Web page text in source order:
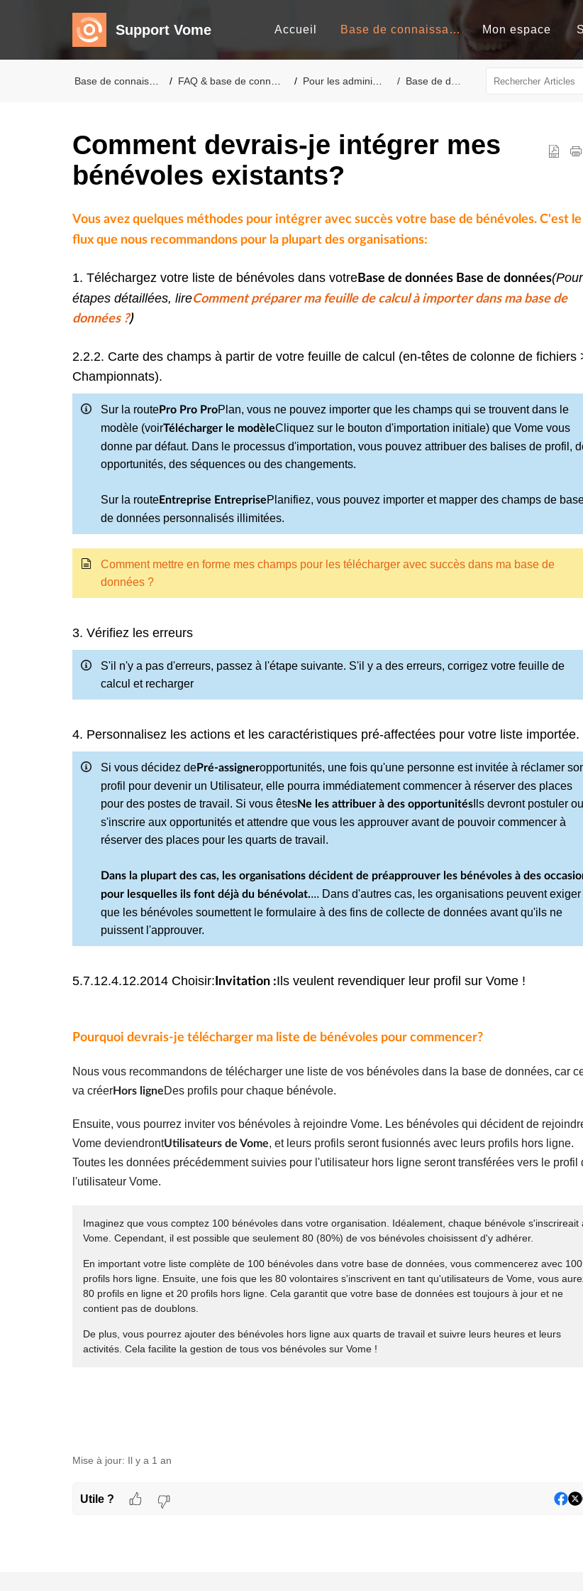
Support Vome Accueil Base de connaissances Mon espace
FAQ & base de connaissances Pour les administrateurs Base de données
Comment devrais-je intégrer mes
bénévoles existants?
Vous avez quelques méthodes pour intégrer avec succès votre base de bénévoles. C'est le
flux que nous recommandons pour la plupart des organisations:
1. Téléchargez votre liste de bénévoles dans votreBase de données Base de données
étapes détaillées, lireComment préparer ma feuille de calcul à importer dans ma base de
données ?)
2.2.2. Carte des champs à partir de votre feuille de calcul (en-têtes de colonne de fichiers
Championnats).
Sur la routePro Pro ProPlan, vous ne pouvez importer que les champs qui se trouvent dans le
modèle (voirTélécharger le modèleCliquez sur le bouton d'importation initiale) que Vome vous
donne par défaut. Dans le processus d'importation, vous pouvez attribuer des balises de profil,
opportunités, des séquences ou des changements.
Sur la routeEntreprise EntreprisePlanifiez, vous pouvez importer et mapper des champs de
de données personnalisés illimitées.
Comment mettre en forme mes champs pour les télécharger avec succès dans ma base de
données ?
3. Vérifiez les erreurs
S'il n'y a pas d'erreurs, passez à l'étape suivante. S'il y a des erreurs, corrigez votre feuille de
calcul et recharger
4. Personnalisez les actions et les caractéristiques pré-affectées pour votre liste importée.
Si vous décidez dePré-assigneropportunités, une fois qu'une personne est invitée à réclamer
profil pour devenir un Utilisateur, elle pourra immédiatement commencer à réserver des places
pour des postes de travail. Si vous êtesNe les attribuer à des opportunités Ils devront postuler ou
s'inscrire aux opportunités et attendre que vous les approuver avant de pouvoir commencer à
réserver des places pour les quarts de travail.
Dans la plupart des cas, les organisations décident de préapprouver les bénévoles à des
pour lesquelles ils font déjà du bénévolat.... Dans d'autres cas, les organisations peuvent exiger
que les bénévoles soumettent le formulaire à des fins de collecte de données avant qu'ils ne
puissent l'approuver.
5.7.12.4.12.2014 Choisir: Invitation :Ils veulent revendiquer leur profil sur Vome !
Pourquoi devrais-je télécharger ma liste de bénévoles pour commencer?
Nous vous recommandons de télécharger une liste de vos bénévoles dans la base de données, car
va créerHors ligneDes profils pour chaque bénévole.
Ensuite, vous pourrez inviter vos bénévoles à rejoindre Vome. Les bénévoles qui décident de
Vome deviendrontUtilisateurs de Vome, et leurs profils seront fusionnés avec leurs profils hors ligne.
Toutes les données précédemment suivies pour l'utilisateur hors ligne seront transférées vers le profil
l'utilisateur Vome.
Imaginez que vous comptez 100 bénévoles dans votre organisation. Idéalement, chaque bénévole s'inscrireait
Vome. Cependant, il est possible que seulement 80 (80%) de vos bénévoles choisissent d'y adhérer.
En important votre liste complète de 100 bénévoles dans votre base de données, vous commencerez avec 100
profils hors ligne. Ensuite, une fois que les 80 volontaires s'inscrivent en tant qu'utilisateurs de Vome, vous
80 profils en ligne et 20 profils hors ligne. Cela garantit que votre base de données est toujours à jour et ne
contient pas de doublons.
De plus, vous pourrez ajouter des bénévoles hors ligne aux quarts de travail et suivre leurs heures et leurs
activités. Cela facilite la gestion de tous vos bénévoles sur Vome !
Mise à jour: Il y a 1 an
Utile ?